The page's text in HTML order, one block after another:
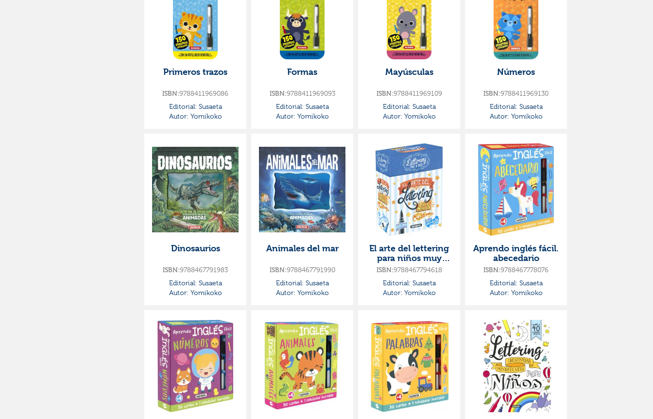
Primeros trazos
ISBN:9788411969086
Editorial: Susaeta
Autor: Yomikoko
Formas
ISBN:9788411969093
Editorial: Susaeta
Autor: Yomikoko
Mayúsculas
ISBN:9788411969109
Editorial: Susaeta
Autor: Yomikoko
Números
ISBN:9788411969130
Editorial: Susaeta
Autor: Yomikoko
Dinosaurios
ISBN:9788467791983
Editorial: Susaeta
Autor: Yomikoko
Animales del mar
ISBN:9788467791990
Editorial: Susaeta
Autor: Yomikoko
El arte del lettering
para niños muy
creativos
ISBN:9788467794618
Editorial: Susaeta
Autor: Yomikoko
Aprendo inglés fácil.
abecedario
ISBN:9788467778076
Editorial: Susaeta
Autor: Yomikoko